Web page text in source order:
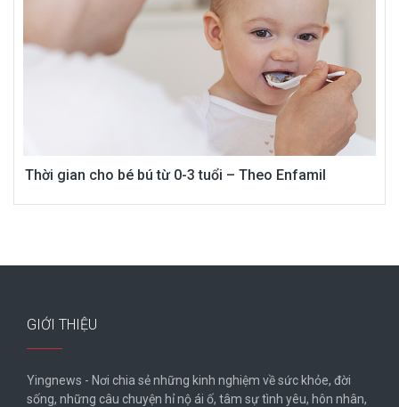
Thời gian cho bé bú từ 0-3 tuổi – Theo Enfamil
GIỚI THIỆU
Yingnews - Nơi chia sẻ những kinh nghiệm về sức khỏe, đời
sống, những câu chuyện hỉ nộ ái ố, tâm sự tình yêu, hôn nhân,